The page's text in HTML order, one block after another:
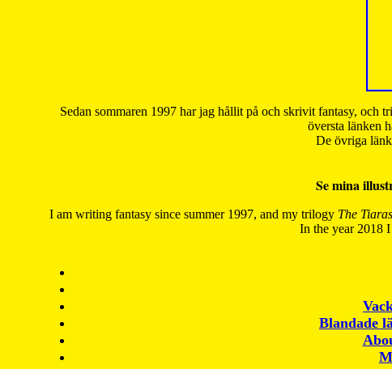
Sedan sommaren 1997 har jag hållit på och skrivit fantasy, och
översta länken
De övriga
Se mina
I am writing fantasy since summer 1997, and my trilogy The
In the year 2018
Blandade